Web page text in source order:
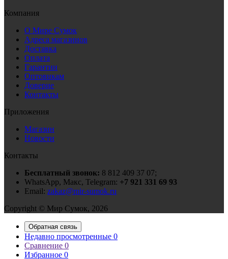
Компания
О Мире Сумок
Адреса магазинов
Доставка
Оплата
Гарантии
Оптовикам
Доверие
Контакты
Приложения
Магазин
Новости
Контакты
Бесплатный звонок: 8 812 409 37 07;
WhatsApp, Макс, Telegram: +7 921 331 69 93
Email: zakaz@mir-sumok.ru
Copyright © Мир Сумок, 2026
Обратная связь
Недавно просмотренные 0
Сравнение 0
Избранное 0